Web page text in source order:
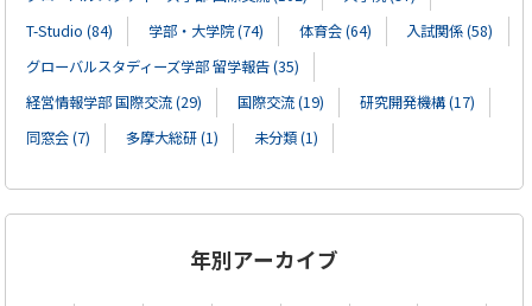
T-Studio (84)
学部・大学院 (74) 体育会 (64)
入試関係 (58)
グローバルスタディーズ学部 留学報告 (35)
経営情報学部 国際交流 (29)
国際交流 (19)
研究開発機構 (17)
同窓会 (7)
多摩大総研 (1) 未分類 (1)
年別アーカイブ